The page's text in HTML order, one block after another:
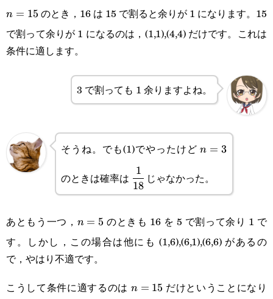
n=15
n = 15 のとき，16 は 15 で割ると余りが 1 になります。15
で割って余りが 1 になるのは，(1,1),(4,4) だけです。これは
条件に適します。
3 で割っても 1 余りますよね。
そうね。でも(1)でやったけどn=3
n = 3
のときは確率は
\cfrac{1}
{18}
18
1
じゃなかった。
あともう一つ， n=5
n = 5 のときも 16 を 5 で割って余り 1 で
す。しかし，この場合は他にも (1,6),(6,1),(6,6) があるの
で，やはり不適です。
こうして条件に適するのは n=15
n = 15 だけということになり